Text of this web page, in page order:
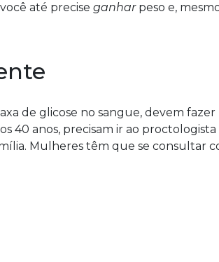
até precise ganharpeso e,
de glicose no sangue, devem fazer
40 anos, precisam ir ao proctologista
Mulheres têm que se consultar